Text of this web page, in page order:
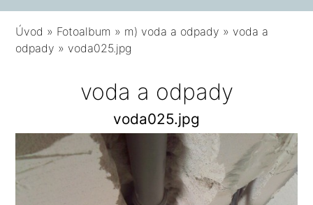
Úvod » Fotoalbum » m) voda a odpady »voda a
odpady »voda025.jpg
voda a odpady
voda025.jpg